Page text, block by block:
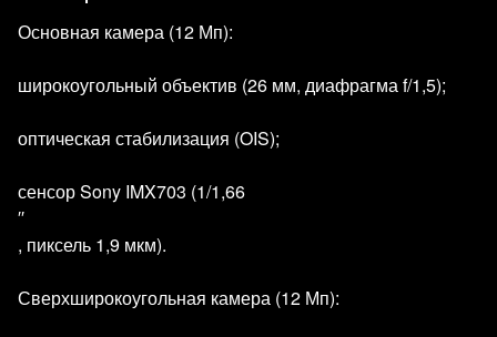
Основная камера (12 Мп):
широкоугольный объектив (26 мм, диафрагма f/1,5);
оптическая стабилизация (OIS);
сенсор Sony IMX703 (1/1,66
′′
, пиксель 1,9 мкм).
Сверхширокоугольная камера (12 Мп):